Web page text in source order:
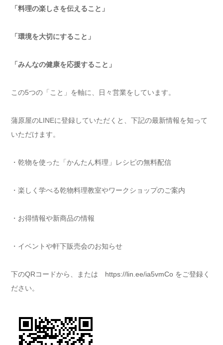
「料理の楽しさを伝えること」
「環境を大切にすること」
「みんなの健康を応援すること」
この5つの「こと」を軸に、日々営業をしています。
蒲原屋のLINEに登録していただくと、下記の最新情報を知って
いただけます。
・乾物を使った「かんたん料理」レシピの無料配信
・楽しく学べる乾物料理教室やワークショップのご案内
・お得情報や新商品の情報
・イベントや軒下販売会のお知らせ
下のQRコードから、または https://lin.ee/ia5vmCo をご登録く
ださい。